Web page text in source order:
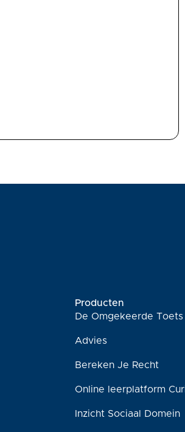
Producten
De Omgekeerde
Advies
Bereken Je Recht
Online leerplatform
Inzicht Sociaal Domein